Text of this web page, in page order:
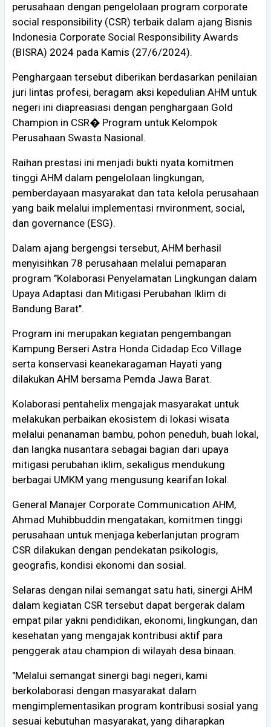
perusahaan dengan pengelolaan program corporate
social responsibility (CSR) terbaik dalam ajang Bisnis
Indonesia Corporate Social Responsibility Awards
(BISRA) 2024 pada Kamis (27/6/2024).
Penghargaan tersebut diberikan berdasarkan penilaian
juri lintas profesi, beragam aksi kepedulian AHM untuk
negeri ini diapreasiasi dengan penghargaan Gold
Champion in CSR� Program untuk Kelompok
Perusahaan Swasta Nasional.
Raihan prestasi ini menjadi bukti nyata komitmen
tinggi AHM dalam pengelolaan lingkungan,
pemberdayaan masyarakat dan tata kelola perusahaan
yang baik melalui implementasi rnvironment, social,
dan governance (ESG).
Dalam ajang bergengsi tersebut, AHM berhasil
menyisihkan 78 perusahaan melalui pemaparan
program "Kolaborasi Penyelamatan Lingkungan dalam
Upaya Adaptasi dan Mitigasi Perubahan Iklim di
Bandung Barat".
Program ini merupakan kegiatan pengembangan
Kampung Berseri Astra Honda Cidadap Eco Village
serta konservasi keanekaragaman Hayati yang
dilakukan AHM bersama Pemda Jawa Barat.
Kolaborasi pentahelix mengajak masyarakat untuk
melakukan perbaikan ekosistem di lokasi wisata
melalui penanaman bambu, pohon peneduh, buah lokal,
dan langka nusantara sebagai bagian dari upaya
mitigasi perubahan iklim, sekaligus mendukung
berbagai UMKM yang mengusung kearifan lokal.
General Manajer Corporate Communication AHM,
Ahmad Muhibbuddin mengatakan, komitmen tinggi
perusahaan untuk menjaga keberlanjutan program
CSR dilakukan dengan pendekatan psikologis,
geografis, kondisi ekonomi dan sosial.
Selaras dengan nilai semangat satu hati, sinergi AHM
dalam kegiatan CSR tersebut dapat bergerak dalam
empat pilar yakni pendidikan, ekonomi, lingkungan, dan
kesehatan yang mengajak kontribusi aktif para
penggerak atau champion di wilayah desa binaan.
"Melalui semangat sinergi bagi negeri, kami
berkolaborasi dengan masyarakat dalam
mengimplementasikan program kontribusi sosial yang
sesuai kebutuhan masyarakat, yang diharapkan